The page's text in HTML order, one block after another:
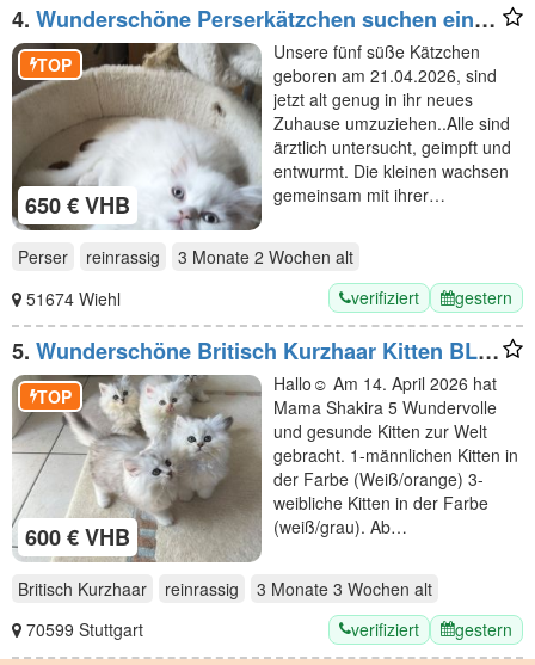
4. Wunderschöne Perserkätzchen suchen ein
neues Zuhause
650 € VHB
TOP
Unsere fünf süße Kätzchen
geboren am 21.04.2026, sind
jetzt alt genug in ihr neues
Zuhause umzuziehen..Alle sind
ärztlich untersucht, geimpft und
entwurmt. Die kleinen wachsen
gemeinsam mit ihrer…
Perser reinrassig 3 Monate 2 Wochen alt
51674 Wiehl
verifiziert gestern
5. Wunderschöne Britisch Kurzhaar Kitten BLH
abzugeben
600 € VHB
TOP
Hallo☺️ Am 14. April 2026 hat
Mama Shakira 5 Wundervolle
und gesunde Kitten zur Welt
gebracht. 1-männlichen Kitten in
der Farbe (Weiß/orange) 3-
weibliche Kitten in der Farbe
(weiß/grau). Ab…
Britisch Kurzhaar reinrassig 3 Monate 3 Wochen alt
70599 Stuttgart
verifiziert gestern